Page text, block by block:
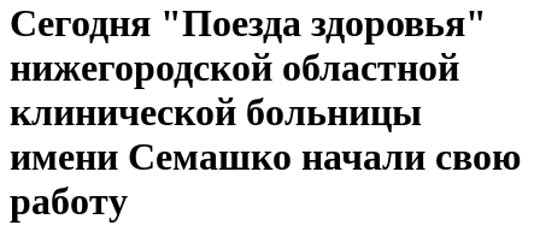
Сегодня "Поезда здоровья"
нижегородской областной
клинической больницы
имени Семашко начали свою
работу